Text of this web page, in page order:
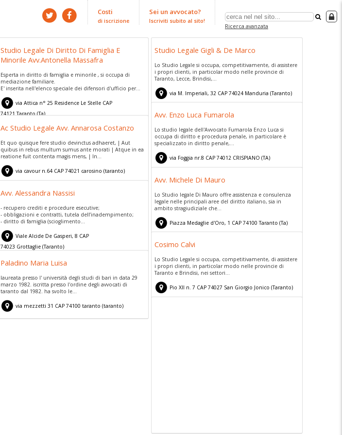
Ricerca avanzata
Sei un avvocato?
Iscriviti subito al sito!
Costi
di iscrizione
Studio Legale Di Diritto Di Famiglia E
Minorile Avv.Antonella Massafra
Esperta in diritto di famiglia e minorile , si occupa di
mediazione familiare.
E' inserita nell'elenco speciale dei difensori d'ufficio per...
via Attica n° 25 Residence Le StelleCAP
74121 Taranto(Ta)
Studio Legale Gigli & De Marco
Lo Studio Legale si occupa, competitivamente, di assistere
i propri clienti, in particolar modo nelle provincie di
Taranto, Lecce, Brindisi,...
via M. Imperiali, 32CAP 74024 Manduria (Taranto)
Avv. Enzo Luca Fumarola
Lo studio legale dell'Avvocato Fumarola Enzo Luca si
occupa di diritto e procedura penale, in particolare è
specializzato in diritto penale,...
via Foggia nr.8 CAP 74012 CRISPIANO (TA)
Ac Studio Legale Avv. Annarosa Costanzo
Et quo quisque fere studio devinctus adhaeret, | Aut
quibus in rebus multum sumus ante morati | Atque in ea
reatione fuit contenta magis mens, | In...
via cavour n.64CAP 74021 carosino (taranto)
Avv. Michele Di Mauro
Lo Studio legale Di Mauro offre assistenza e consulenza
legale nelle principali aree del diritto italiano, sia in
ambito stragiudiziale che...
Piazza Medaglie d'Oro, 1 CAP 74100 Taranto (Ta)
Avv. Alessandra Nassisi
- recupero crediti e procedure esecutive;
- obbligazioni e contratti, tutela dell’inadempimento;
- diritto di famiglia (scioglimento...
Viale Alcide De Gasperi, 8 CAP
74023 Grottaglie (Taranto) Cosimo Calvi
Lo Studio Legale si occupa, competitivamente, di assistere
i propri clienti, in particolar modo nelle provincie di
Taranto e Brindisi, nei settori...
Pio XII n. 7 CAP 74027 San Giorgio Jonico (Taranto)
Paladino Maria Luisa
laureata presso l' università degli studi di bari in data 29
marzo 1982. iscritta presso l'ordine degli avvocati di
taranto dal 1982. ha svolto le...
via mezzetti 31 CAP 74100 taranto (taranto)